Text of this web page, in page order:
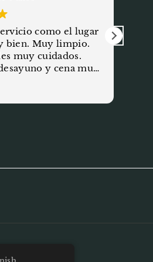
como el lugar
bien. Muy limpio.
muy cuidados.
y cena muy